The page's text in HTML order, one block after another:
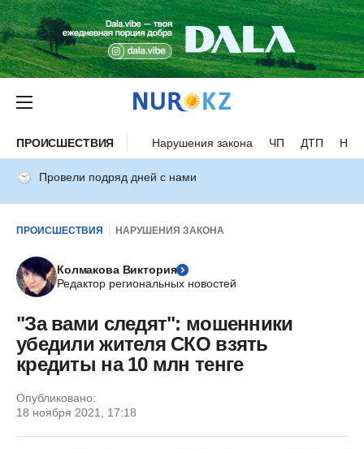
ПРОИСШЕСТВИЯ Нарушения закона ЧП ДТП
Провели подряд дней с нами
ПРОИСШЕСТВИЯ НАРУШЕНИЯ ЗАКОНА
Колмакова Виктория
Редактор региональных новостей
"За вами следят": мошенники
убедили жителя СКО взять
кредиты на 10 млн тенге
Опубликовано:
18 ноября 2021, 17:18